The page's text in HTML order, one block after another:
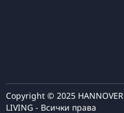
Copyright © 2025 HANNOVER
LIVING - Всички права